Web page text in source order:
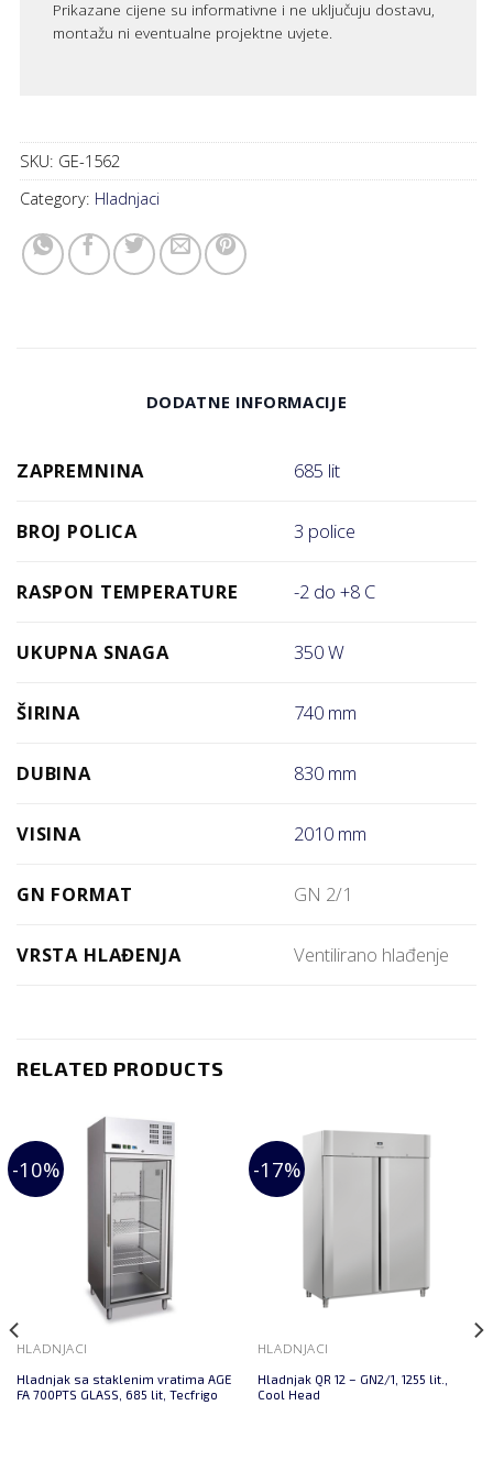
Prikazane cijene su informativne i ne uključuju dostavu,
montažu ni eventualne projektne uvjete.
SKU: GE-1562
Category: Hladnjaci
DODATNE INFORMACIJE
ZAPREMNINA 685 lit
BROJ POLICA 3 police
RASPON TEMPERATURE -2 do +8 C
UKUPNA SNAGA 350 W
ŠIRINA 740 mm
DUBINA 830 mm
VISINA 2010 mm
GN FORMAT GN 2/1
VRSTA HLAĐENJA Ventilirano hlađenje
RELATED PRODUCTS
-10%
HLADNJACI
Hladnjak sa staklenim vratima AGE
FA 700PTS GLASS, 685 lit, Tecfrigo
-17%
HLADNJACI
Hladnjak QR 12 – GN2/1, 1255 lit.,
Cool Head